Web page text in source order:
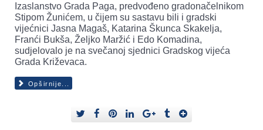
Izaslanstvo Grada Paga, predvođeno gradonačelnikom
Stipom Žunićem, u čijem su sastavu bili i gradski
vijećnici Jasna Magaš, Katarina Škunca Skakelja,
Franći Bukša, Željko Maržić i Edo Komadina,
sudjelovalo je na svečanoj sjednici Gradskog vijeća
Grada Križevaca.
Opširnije...